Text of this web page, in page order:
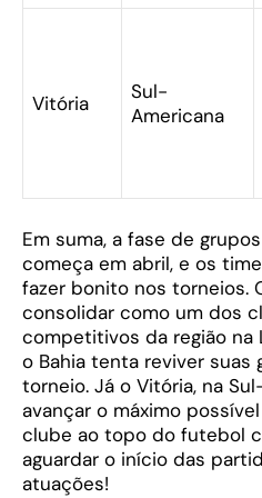
Vitória
Sul-
Americana
Em suma, a fase de
começa em abril, e os
fazer bonito nos torneios.
consolidar como um dos
competitivos da região na
o Bahia tenta reviver suas
torneio. Já o Vitória, na
avançar o máximo
clube ao topo do futebol
aguardar o início das
atuações!